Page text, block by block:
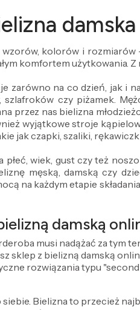
wzorów, kolorów i
komfortem użytkowania.
zarówno na co dzień, jak i
czy piżamek.
przez nas bielizna
wyjątkowe stroje
jak czapki, szaliki,
wiek, gust czy też
męską, damską czy
na każdym etapie
damską
musi nadążać za tym
sklep z bielizną damską
rozwiązania typu
Bielizna to przecież